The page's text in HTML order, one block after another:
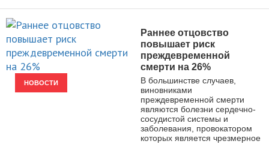
НОВОСТИ
Раннее отцовство
повышает риск
преждевременной
смерти на 26%
В большинстве случаев,
виновниками
преждевременной смерти
являются болезни сердечно-
сосудистой системы и
заболевания, провокатором
которых является чрезмерное